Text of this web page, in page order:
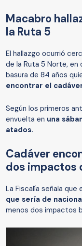
Macabro
la Ruta 5
El hallazgo ocurrió
de la Ruta 5 Norte, en
basura de 84 años
encontrar el
Según los primeros
envuelta en una
atados.
Cadáver
dos impactos
La Fiscalía señala
que sería de
menos dos impactos